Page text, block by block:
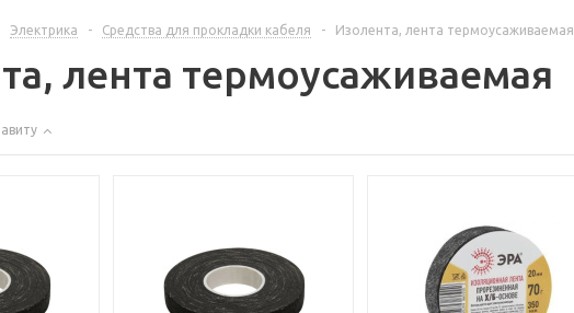
Электрика - Средства для прокладки кабеля - Изолента, лента термоусаживаемая
лента термоусаживаемая